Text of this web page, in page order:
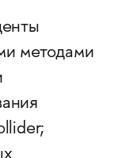
методами